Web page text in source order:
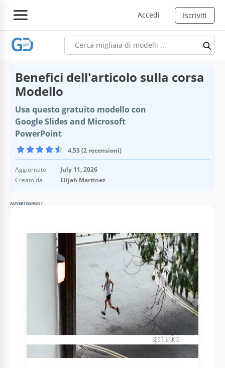
Accedi Iscriviti
Benefici dell'articolo sulla corsa
Modello
Usa questo gratuito modello con
Google Slides and Microsoft
PowerPoint
4.53 (2 recensioni)
Aggiornato
July 11, 2026
Creato da
Elijah Martinez
ADVERTISEMENT